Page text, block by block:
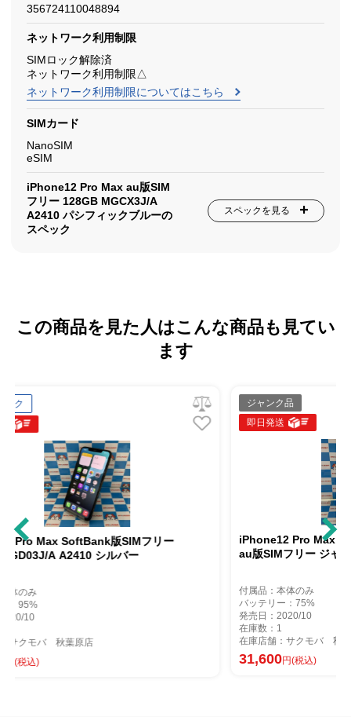
356724110048894
ネットワーク利用制限
SIMロック解除済
ネットワーク利用制限△
ネットワーク利用制限についてはこちら
SIMカード
NanoSIM
eSIM
iPhone12 Pro Max au版SIM
フリー 128GB MGCX3J/A
A2410 パシフィックブルーの
スペック
スペックを見る
この商品を見た人はこんな商品も見てい
ます
フリー
iPhone12 Pro Max 512GB シルバー MGD43J/A
au版SIMフリー ジャンク品
在庫店舗：サクモバ 秋葉原店